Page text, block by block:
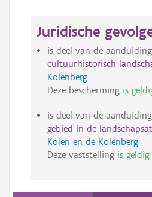
Juridische
is deel van de
cultuurhistorisch
Kolenberg
Deze bescherming is
is deel van de
gebied in de
Kolen en de Kolenberg
Deze vaststelling is geldig